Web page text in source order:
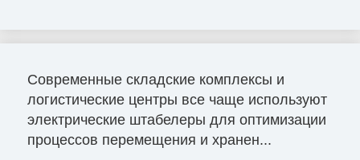
Современные складские комплексы и
логистические центры все чаще используют
электрические штабелеры для оптимизации
процессов перемещения и хранен...